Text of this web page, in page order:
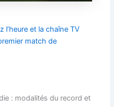
l’heure et la chaîne TV
match de
: modalités du record et